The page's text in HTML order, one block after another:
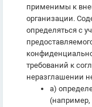
применимы к
организации.
определяться с
требований к
неразглашении
a)